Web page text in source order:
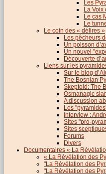
Les
La Voix
Le cas
Le
Le coin des « délires »
Les pêcheurs
Un poisson
Un nouvel
Découverte
Liens sur les
Sur le blog
The Bosnian
Skeptoid: The
Osmanagic
A discussion
Les
Interview :
Sites "pro-
Sites
Forums
Divers
Documentaires « La
« La Révélation des
"La Révélation des
"La Révélation des